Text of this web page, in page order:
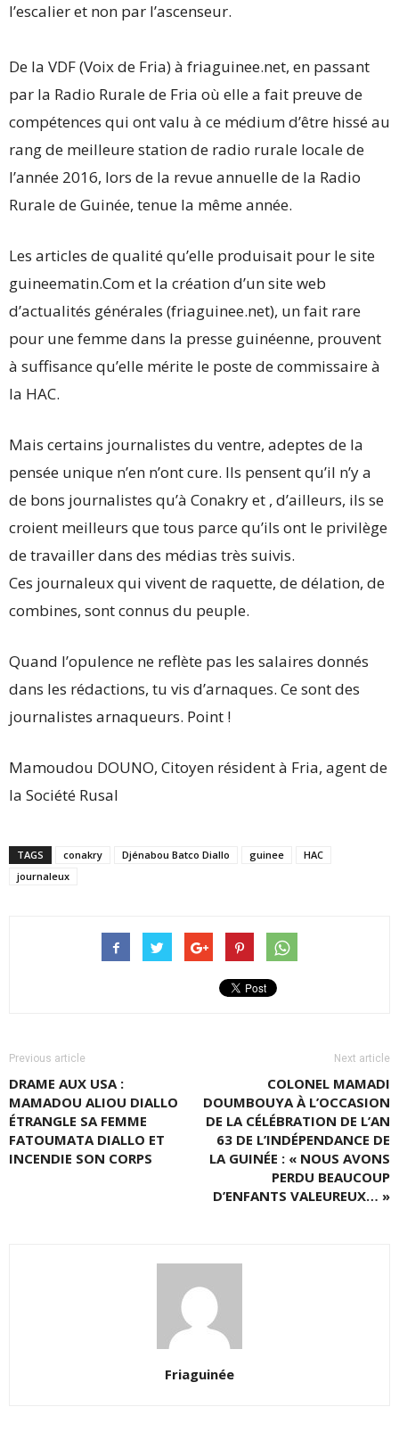
l’escalier et non par l’ascenseur.
De la VDF (Voix de Fria) à friaguinee.net, en passant
par la Radio Rurale de Fria où elle a fait preuve de
compétences qui ont valu à ce médium d’être hissé au
rang de meilleure station de radio rurale locale de
l’année 2016, lors de la revue annuelle de la Radio
Rurale de Guinée, tenue la même année.
Les articles de qualité qu’elle produisait pour le site
guineematin.Com et la création d’un site web
d’actualités générales (friaguinee.net), un fait rare
pour une femme dans la presse guinéenne, prouvent
à suffisance qu’elle mérite le poste de commissaire à
la HAC.
Mais certains journalistes du ventre, adeptes de la
pensée unique n’en n’ont cure. Ils pensent qu’il n’y a
de bons journalistes qu’à Conakry et , d’ailleurs, ils se
croient meilleurs que tous parce qu’ils ont le privilège
de travailler dans des médias très suivis.
Ces journaleux qui vivent de raquette, de délation, de
combines, sont connus du peuple.
Quand l’opulence ne reflète pas les salaires donnés
dans les rédactions, tu vis d’arnaques. Ce sont des
journalistes arnaqueurs. Point !
Mamoudou DOUNO, Citoyen résident à Fria, agent de
la Société Rusal
TAGS conakry Djénabou Batco Diallo guinee
HAC
journaleux
Previous article
DRAME AUX USA :
MAMADOU ALIOU DIALLO
ÉTRANGLE SA FEMME
FATOUMATA DIALLO ET
INCENDIE SON CORPS
Next article
COLONEL MAMADI
DOUMBOUYA À L’OCCASION
DE LA CÉLÉBRATION DE L’AN
63 DE L’INDÉPENDANCE DE
LA GUINÉE : « NOUS AVONS
PERDU BEAUCOUP
D’ENFANTS VALEUREUX… »
Friaguinée